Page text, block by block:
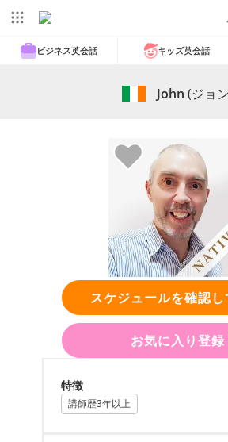
ビジネス英会話 キッズ英会話
John (ジョ
スケジュールを確認
お気に入り登録
特徴
講師歴3年以上